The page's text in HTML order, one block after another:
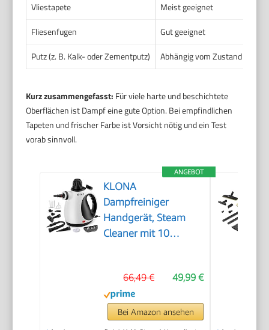
Vliestapete
Meist geeignet
Fliesenfugen
Gut geeignet
Putz (z. B. Kalk- oder Zementputz)
Abhängig vom Zustand
Kurz zusammengefasst: Für viele harte und beschichtete
Oberflächen ist Dampf eine gute Option. Bei empfindlichen
Tapeten und frischer Farbe ist Vorsicht nötig und ein Test
vorab sinnvoll.
ANGEBOT
KLONA
Dampfreiniger
Handgerät, Steam
Cleaner mit 10
49,99 €
66,49 €
Bei Amazon ansehen